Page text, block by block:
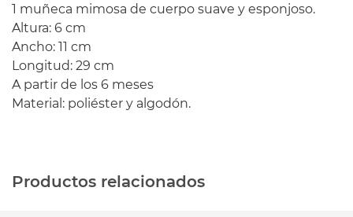
1 muñeca mimosa de cuerpo suave y esponjoso.
Altura: 6 cm
Ancho: 11 cm
Longitud: 29 cm
A partir de los 6 meses
Material: poliéster y algodón.
Productos relacionados